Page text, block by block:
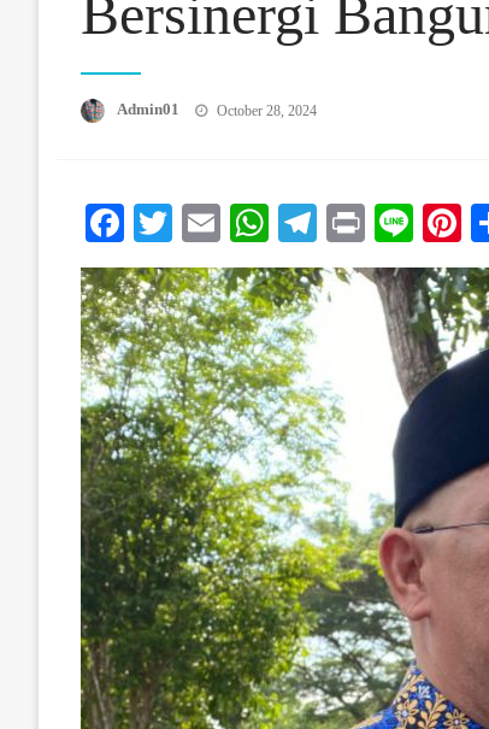
Bersinergi
Admin01 October 28, 2024
Facebook
TwitterEmailWhatsApp
Telegram
PrintLine